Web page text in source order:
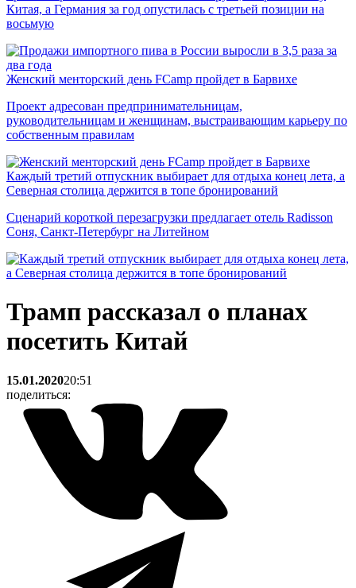
Китая, а Германия за год опустилась с третьей позиции на
восьмую
Женский менторский день FCamp пройдет в Барвихе
Проект адресован предпринимательницам,
руководительницам и женщинам, выстраивающим карьеру по
собственным правилам
Каждый третий отпускник выбирает для отдыха конец лета, а
Северная столица держится в топе бронирований
Сценарий короткой перезагрузки предлагает отель Radisson
Соня, Санкт-Петербург на Литейном
Трамп рассказал о планах
посетить Китай
15.01.202020:51
поделиться: